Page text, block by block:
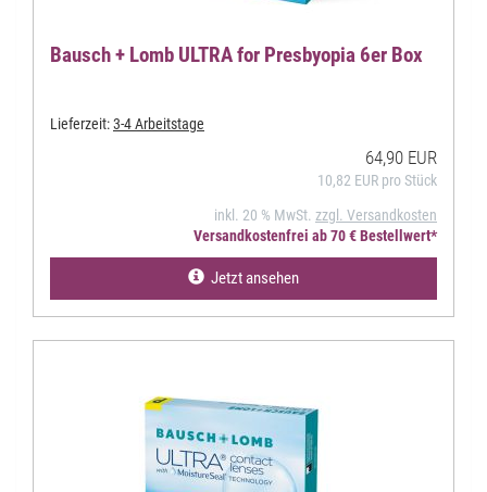
Bausch + Lomb ULTRA for Presbyopia 6er Box
Lieferzeit:3-4 Arbeitstage
64,90 EUR
10,82 EUR pro Stück
inkl. 20 % MwSt. zzgl. Versandkosten
Versandkostenfrei ab 70 € Bestellwert*
Jetzt ansehen